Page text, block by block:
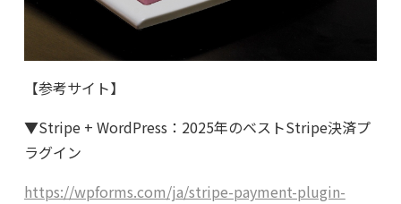
【参考サイト】
▼Stripe + WordPress：2025年のベストStripe決済プ
ラグイン
https://wpforms.com/ja/stripe-payment-plugin-